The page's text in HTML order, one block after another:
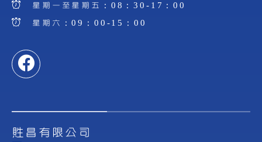
星期一至星期五：08：30-17：00
星期六：09：00-15：00
貹昌有限公司